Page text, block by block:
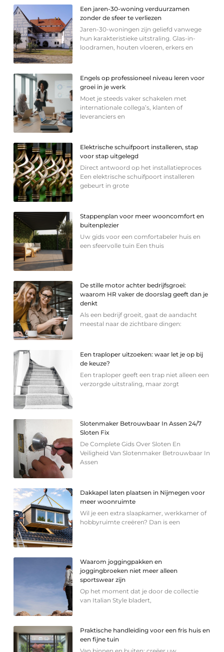
Een jaren-30-woning verduurzamen
zonder de sfeer te verliezen
Jaren-30-woningen zijn geliefd vanwege
hun karakteristieke uitstraling. Glas-in-
loodramen, houten vloeren, erkers en
Engels op professioneel niveau leren voor
groei in je werk
Moet je steeds vaker schakelen met
internationale collega’s, klanten of
leveranciers en
Elektrische schuifpoort installeren, stap
voor stap uitgelegd
Direct antwoord op het installatieproces
Een elektrische schuifpoort installeren
gebeurt in grote
Stappenplan voor meer wooncomfort en
buitenplezier
Uw gids voor een comfortabeler huis en
een sfeervolle tuin Een thuis
De stille motor achter bedrijfsgroei:
waarom HR vaker de doorslag geeft dan je
denkt
Als een bedrijf groeit, gaat de aandacht
meestal naar de zichtbare dingen:
Een traploper uitzoeken: waar let je op bij
de keuze?
Een traploper geeft een trap niet alleen een
verzorgde uitstraling, maar zorgt
Slotenmaker Betrouwbaar In Assen 24/7
Sloten Fix
De Complete Gids Over Sloten En
Veiligheid Van Slotenmaker Betrouwbaar In
Assen
Dakkapel laten plaatsen in Nijmegen voor
meer woonruimte
Wil je een extra slaapkamer, werkkamer of
hobbyruimte creëren? Dan is een
Waarom joggingpakken en
joggingbroeken niet meer alleen
sportswear zijn
Op het moment dat je door de collectie
van Italian Style bladert,
Praktische handleiding voor een fris huis en
een fijne tuin